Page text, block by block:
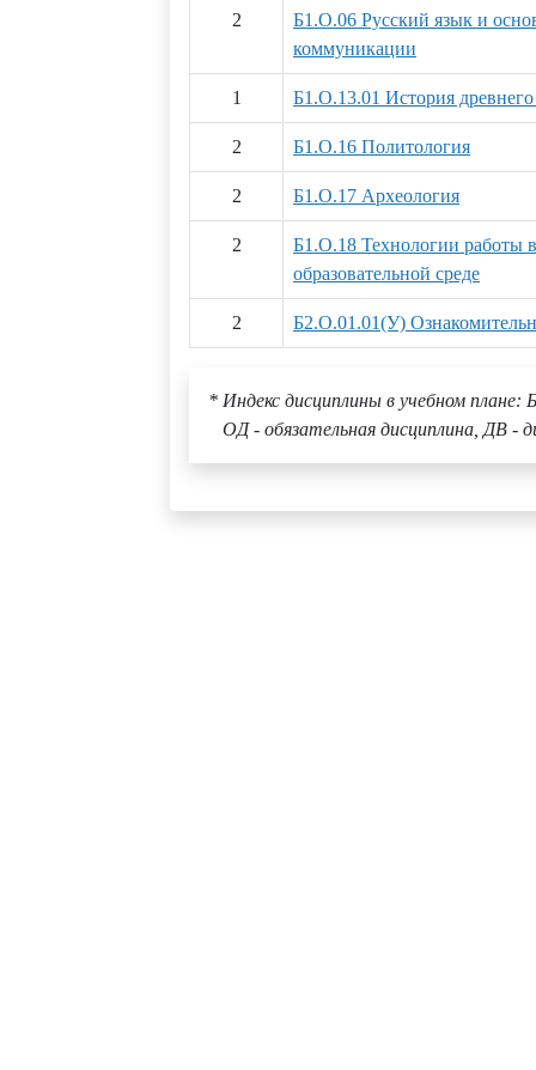
2
Б1.О.06 Русский язык и
коммуникации
1 Б1.О.13.01 История
2 Б1.О.16 Политология
2 Б1.О.17 Археология
2
Б1.О.18 Технологии работы
образовательной среде
2 Б2.О.01.01(У)
* Индекс дисциплины в учебном плане:
ОД - обязательная дисциплина, ДВ -